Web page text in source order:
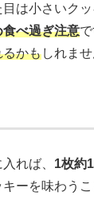
は小さいクッ
べ過ぎ注意
るかもしれませ
れば、 1枚約
ーを味わうこ